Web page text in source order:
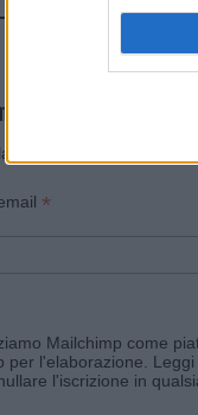
sempre
newsletter di Gallura
*
Mailchimp come
per l'elaborazione.
l'iscrizione in